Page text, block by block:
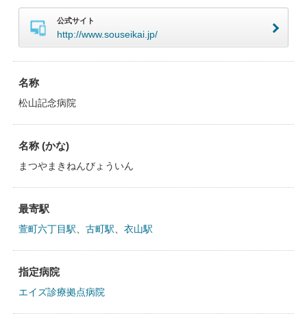
公式サイト
http://www.souseikai.jp/
名称
松山記念病院
名称 (かな)
まつやまきねんびょういん
最寄駅
萱町六丁目駅 古町駅 衣山駅
指定病院
エイズ診療拠点病院